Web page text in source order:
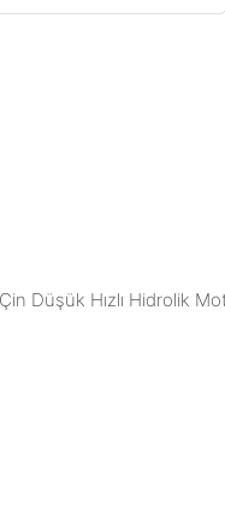
Düşük Hızlı Hidrolik